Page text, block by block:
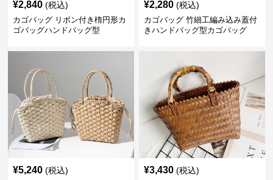
¥2,840 (税込)
カゴバッグ リボン付き楕円形カ
ゴバッグハンドバッグ型
¥2,280 (税込)
カゴバッグ 竹細工編み込み蓋付
きハンドバッグ型カゴバッグ
¥5,240 (税込) ¥3,430 (税込)